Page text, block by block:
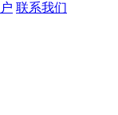
联系我们